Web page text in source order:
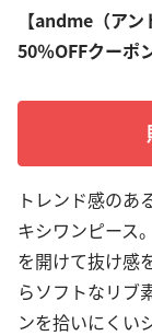
【andme（アン
50％OFFクーポ
トレンド感のあ
キシワンピース
を開けて抜け感
らソフトなリブ
ンを拾いにくい